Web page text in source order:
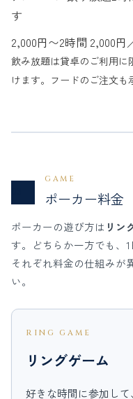
す
2,000円〜2時間 2,000円
飲み放題は貸卓のご利用に
けます。フードのご注文も
GAME
ポーカー料金
ポーカーの遊び方は リン
す。どちらか一方でも、
それぞれ料金の仕組みが
い。
RING GAME
リングゲーム
好きな時間に参加し